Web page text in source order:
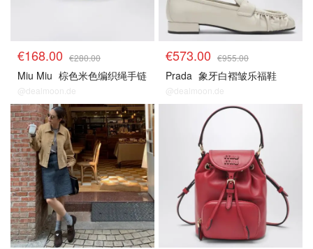
€168.00 €280.00
Miu Miu 棕色米色编织绳手链
@dealmoon.de
€573.00 €955.00
Prada 象牙白褶皱乐福鞋
@dealmoon.de